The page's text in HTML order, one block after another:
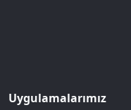
Uygulamalarımız